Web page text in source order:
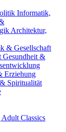
Informatik,
Architektur,
& Gesellschaft
Gesundheit &
Erziehung
Spiritualität
Adult Classics